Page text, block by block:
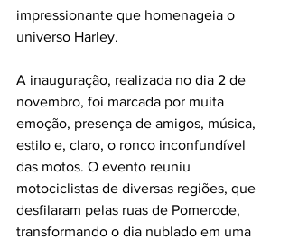
impressionante que homenageia o
universo Harley.
A inauguração, realizada no dia 2 de
novembro, foi marcada por muita
emoção, presença de amigos, música,
estilo e, claro, o ronco inconfundível
das motos. O evento reuniu
motociclistas de diversas regiões, que
desfilaram pelas ruas de Pomerode,
transformando o dia nublado em uma